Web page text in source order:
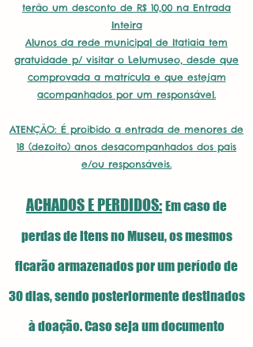
terão um desconto de R$ 10,00 na Entrada
Inteira
Alunos da rede municipal de Itatiaia tem
gratuidade p/ visitar o Lelumuseo, desde que
comprovada a matrícula e que estejam
acompanhados por um responsável.
ATENÇÃO: É proibido a entrada de menores de
18 (dezoito) anos desacompanhados dos pais
e/ou responsáveis.
ACHADOS E PERDIDOS:Em caso de
perdas de itens no Museu, os mesmos
ficarão armazenados por um período de
30 dias, sendo posteriormente destinados
à doação. Caso seja um documento